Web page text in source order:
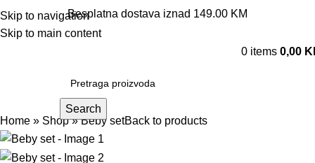
Skip to navigation
Skip to main content
Besplatna dostava iznad 149.00 KM
0 items 0,00
Search
Home » Shop»Beby setBack to products